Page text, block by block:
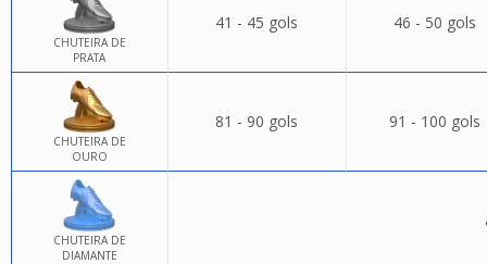
CHUTEIRA DE
PRATA
41 - 45 gols 46 - 50 gols
CHUTEIRA DE
OURO
81 - 90 gols 91 - 100 gols
CHUTEIRA DE
DIAMANTE